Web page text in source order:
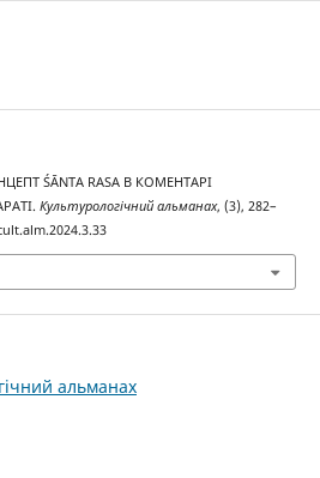
ŚĀNTA RASA В КОМЕНТАРІ
Культурологічний альманах, (3), 282–
альманах